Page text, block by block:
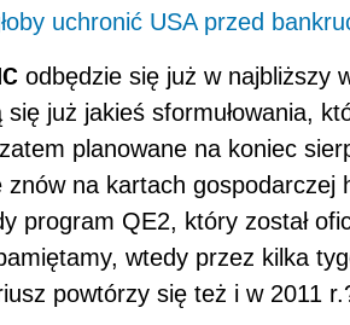
uchronić USA przed
odbędzie się już w najbliższy
już jakieś sformułowania,
planowane na koniec
na kartach gospodarczej
program QE2, który został
wtedy przez kilka
powtórzy się też i w 2011